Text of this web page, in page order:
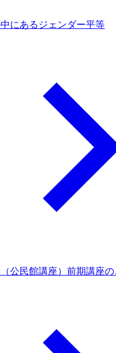
にあるジェンダー平等
公民館講座）前期講座の